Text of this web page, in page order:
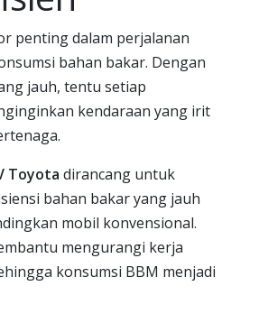
penting dalam perjalanan
bahan bakar. Dengan
jauh, tentu setiap
kendaraan yang irit
Toyota dirancang untuk
bahan bakar yang jauh
mobil konvensional.
mengurangi kerja
konsumsi BBM menjadi